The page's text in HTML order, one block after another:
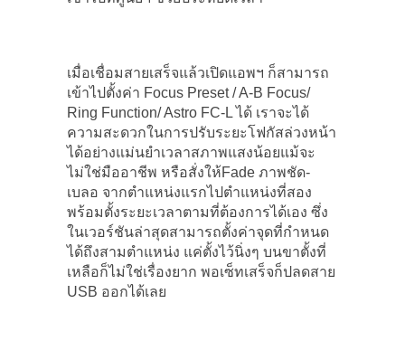
เมื่อเชื่อมสายเสร็จแล้วเปิดแอพฯ ก็สามารถ
เข้าไปตั้งค่า Focus Preset / A-B Focus/
Ring Function/ Astro FC-L ได้ เราจะได้
ความสะดวกในการปรับระยะโฟกัสล่วงหน้า
ได้อย่างแม่นยำเวลาสภาพแสงน้อยแม้จะ
ไม่ใช่มืออาชีพ หรือสั่งให้Fade ภาพชัด-
เบลอ จากตำแหน่งแรกไปตำแหน่งที่สอง
พร้อมตั้งระยะเวลาตามที่ต้องการได้เอง ซึ่ง
ในเวอร์ชันล่าสุดสามารถตั้งค่าจุดที่กำหนด
ได้ถึงสามตำแหน่ง แค่ตั้งไว้นิ่งๆ บนขาตั้งที่
เหลือก็ไม่ใช่เรื่องยาก พอเซ็ทเสร็จก็ปลดสาย
USB ออกได้เลย